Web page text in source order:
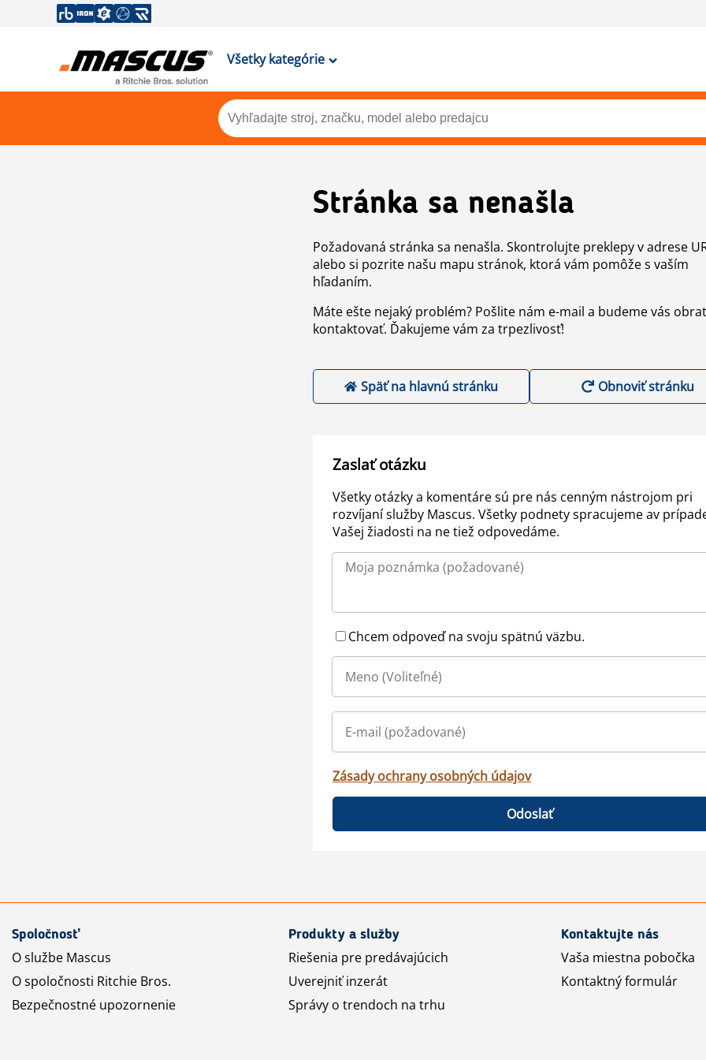
Všetky kategórie
Stránka sa nenašla
Požadovaná stránka sa nenašla. Skontrolujte preklepy v adrese
alebo si pozrite našu mapu stránok, ktorá vám pomôže s vaším
hľadaním.
Máte ešte nejaký problém? Pošlite nám e-mail a budeme vás
kontaktovať. Ďakujeme vám za trpezlivosť!
Späť na hlavnú stránku Obnoviť stránku
Zaslať otázku
Všetky otázky a komentáre sú pre nás cenným nástrojom pri
rozvíjaní služby Mascus. Všetky podnety spracujeme av
Vašej žiadosti na ne tiež odpovedáme.
Chcem odpoveď na svoju spätnú väzbu.
Zásady ochrany osobných údajov
Odoslať
Spoločnosť
O službe Mascus
O spoločnosti Ritchie Bros.
Bezpečnostné upozornenie
Produkty a služby
Riešenia pre predávajúcich
Uverejniť inzerát
Správy o trendoch na trhu
Kontaktujte nás
Vaša miestna pobočka
Kontaktný formulár